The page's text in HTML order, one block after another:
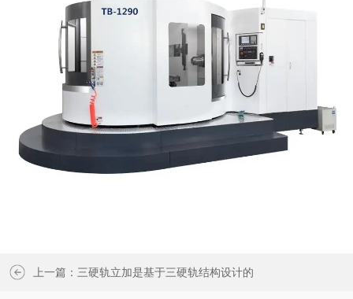
上一篇： 三硬轨立加是基于三硬轨结构设计的